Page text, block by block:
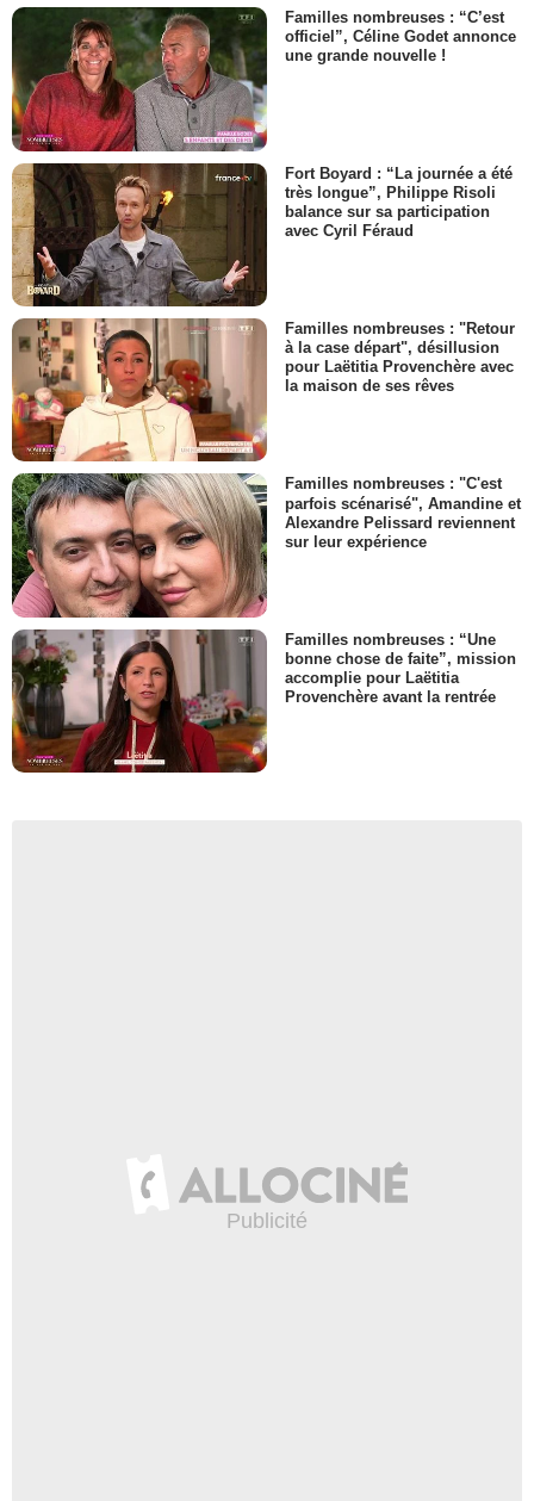
Familles nombreuses : “C’est
officiel”, Céline Godet annonce
une grande nouvelle !
Fort Boyard : “La journée a été
très longue”, Philippe Risoli
balance sur sa participation
avec Cyril Féraud
Familles nombreuses : "Retour
à la case départ", désillusion
pour Laëtitia Provenchère avec
la maison de ses rêves
Familles nombreuses : "C'est
parfois scénarisé", Amandine et
Alexandre Pelissard reviennent
sur leur expérience
Familles nombreuses : “Une
bonne chose de faite”, mission
accomplie pour Laëtitia
Provenchère avant la rentrée